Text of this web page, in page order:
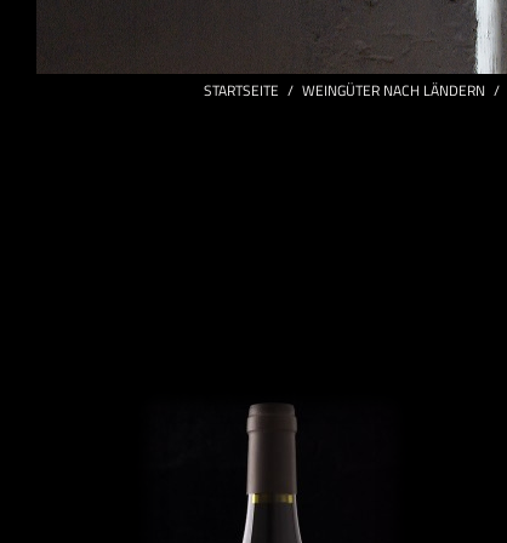
STARTSEITE / WEINGÜTER NACH LÄNDERN /